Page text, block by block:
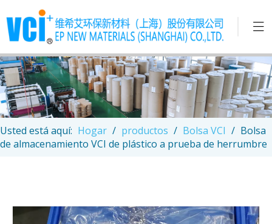
Usted está aquí: Hogar / productos / Bolsa VCI / Bolsa
de almacenamiento VCI de plástico a prueba de herrumbre